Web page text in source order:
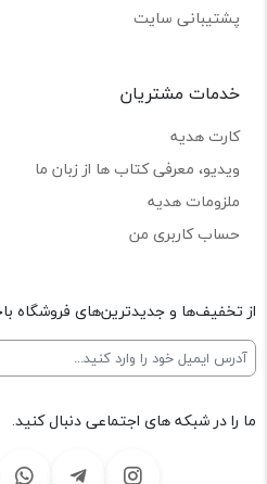
پشتیبانی سایت
خدمات مشتریان
کارت هدیه
ویدیو، معرفی کتاب ها از زبان ما
ملزومات هدیه
حساب کاربری من
از تخفیف‌ها و جدیدترین‌های فروشگاه
ما را در شبکه های اجتماعی دنبال کنید.